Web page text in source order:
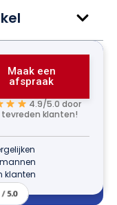
Maak een
afspraak
4.9/5.0 door
tevreden klanten!
klanten